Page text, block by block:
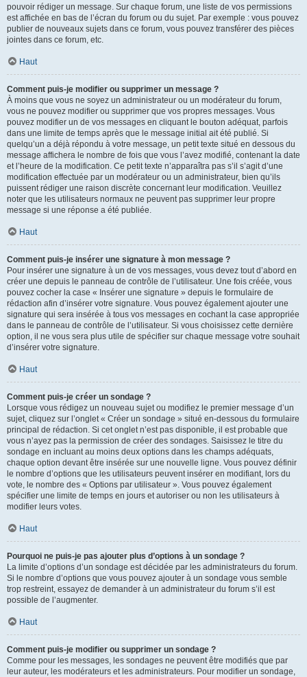
pouvoir rédiger un message. Sur chaque forum, une liste de vos permissions
est affichée en bas de l’écran du forum ou du sujet. Par exemple : vous pouvez
publier de nouveaux sujets dans ce forum, vous pouvez transférer des pièces
jointes dans ce forum, etc.
Haut
Comment puis-je modifier ou supprimer un message ?
À moins que vous ne soyez un administrateur ou un modérateur du forum,
vous ne pouvez modifier ou supprimer que vos propres messages. Vous
pouvez modifier un de vos messages en cliquant le bouton adéquat, parfois
dans une limite de temps après que le message initial ait été publié. Si
quelqu’un a déjà répondu à votre message, un petit texte situé en dessous du
message affichera le nombre de fois que vous l’avez modifié, contenant la date
et l’heure de la modification. Ce petit texte n’apparaîtra pas s’il s’agit d’une
modification effectuée par un modérateur ou un administrateur, bien qu’ils
puissent rédiger une raison discrète concernant leur modification. Veuillez
noter que les utilisateurs normaux ne peuvent pas supprimer leur propre
message si une réponse a été publiée.
Haut
Comment puis-je insérer une signature à mon message ?
Pour insérer une signature à un de vos messages, vous devez tout d’abord en
créer une depuis le panneau de contrôle de l’utilisateur. Une fois créée, vous
pouvez cocher la case « Insérer une signature » depuis le formulaire de
rédaction afin d’insérer votre signature. Vous pouvez également ajouter une
signature qui sera insérée à tous vos messages en cochant la case appropriée
dans le panneau de contrôle de l’utilisateur. Si vous choisissez cette dernière
option, il ne vous sera plus utile de spécifier sur chaque message votre souhait
d’insérer votre signature.
Haut
Comment puis-je créer un sondage ?
Lorsque vous rédigez un nouveau sujet ou modifiez le premier message d’un
sujet, cliquez sur l’onglet « Créer un sondage » situé en-dessous du formulaire
principal de rédaction. Si cet onglet n’est pas disponible, il est probable que
vous n’ayez pas la permission de créer des sondages. Saisissez le titre du
sondage en incluant au moins deux options dans les champs adéquats,
chaque option devant être insérée sur une nouvelle ligne. Vous pouvez définir
le nombre d’options que les utilisateurs peuvent insérer en modifiant, lors du
vote, le nombre des « Options par utilisateur ». Vous pouvez également
spécifier une limite de temps en jours et autoriser ou non les utilisateurs à
modifier leurs votes.
Haut
Pourquoi ne puis-je pas ajouter plus d’options à un sondage ?
La limite d’options d’un sondage est décidée par les administrateurs du forum.
Si le nombre d’options que vous pouvez ajouter à un sondage vous semble
trop restreint, essayez de demander à un administrateur du forum s’il est
possible de l’augmenter.
Haut
Comment puis-je modifier ou supprimer un sondage ?
Comme pour les messages, les sondages ne peuvent être modifiés que par
leur auteur, les modérateurs et les administrateurs. Pour modifier un sondage,